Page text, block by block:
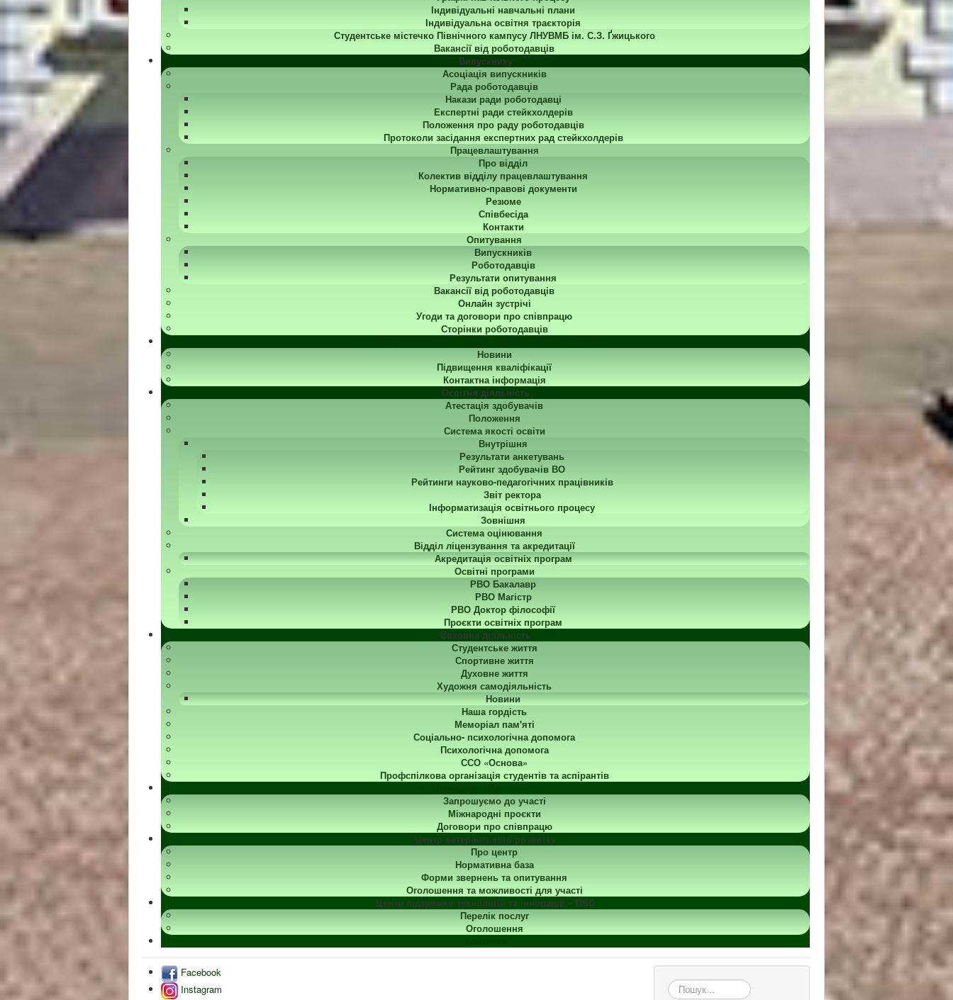
Індивідуальні навчальні плани
Індивідуальна освітня траєкторія
Студентське містечко Північного кампусу ЛНУВМБ ім. С.З. Ґжицького
Вакансії від роботодавців
Випускнику
Асоціація випускників
Рада роботодавців
Накази ради роботодавці
Експертні ради стейкхолдерів
Положення про раду роботодавців
Протоколи засідання експертних рад стейкхолдерів
Працевлаштування
Про відділ
Колектив відділу працевлаштування
Нормативно-правові документи
Резюме
Співбесіда
Контакти
Опитування
Випускників
Роботодавців
Результати опитування
Вакансії від роботодавців
Онлайн зустрічі
Угоди та договори про співпрацю
Сторінки роботодавців
Новини
Підвищення кваліфікації
Контактна інформація
Освітня діяльність
Атестація здобувачів
Положення
Система якості освіти
Внутрішня
Результати анкетувань
Рейтинг здобувачів ВО
Рейтинги науково-педагогічних працівників
Звіт ректора
Інформатизація освітнього процесу
Зовнішня
Система оцінювання
Відділ ліцензування та акредитації
Акредитація освітніх програм
Освітні програми
РВО Бакалавр
РВО Магістр
РВО Доктор філософії
Проєкти освітніх програм
Виховна діяльність
Студентське життя
Спортивне життя
Духовне життя
Художня самодіяльність
Новини
Наша гордість
Меморіал пам'яті
Соціально- психологічна допомога
Психологічна допомога
ССО «Основа»
Профспілкова організація студентів та аспірантів
Запрошуємо до участі
Міжнародні проєкти
Договори про співпрацю
Центр ветеранського розвитку
Про центр
Нормативна база
Форми звернень та опитування
Оголошення та можливості для участі
Центр підтримки технологій та інновацій - TISC
Перелік послуг
Оголошення
Facebook
Instagram
пошук